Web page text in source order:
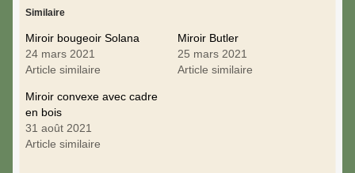
Similaire
Miroir bougeoir Solana
24 mars 2021
Article similaire
Miroir Butler
25 mars 2021
Article similaire
Miroir convexe avec cadre
en bois
31 août 2021
Article similaire